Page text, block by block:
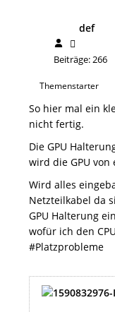
def
Beiträge: 266
Themenstarter
So hier mal ein
nicht fertig.
Die GPU
wird die GPU
Wird alles
Netzteilkabel da
GPU Halterung
wofür ich den
#Platzprobleme